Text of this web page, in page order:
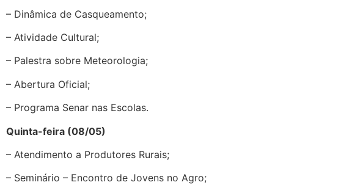
– Dinâmica de Casqueamento;
– Atividade Cultural;
– Palestra sobre Meteorologia;
– Abertura Oficial;
– Programa Senar nas Escolas.
Quinta-feira (08/05)
– Atendimento a Produtores Rurais;
– Seminário – Encontro de Jovens no Agro;